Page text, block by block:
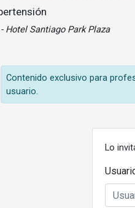
Hotel Santiago Park Plaza
Contenido exclusivo para
usuario.
Lo